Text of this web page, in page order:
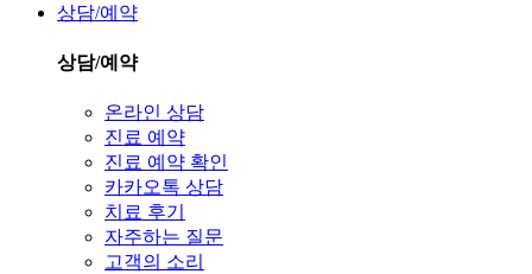
상담/예약
상담/예약
온라인 상담
진료 예약
진료 예약 확인
카카오톡 상담
치료 후기
자주하는 질문
고객의 소리